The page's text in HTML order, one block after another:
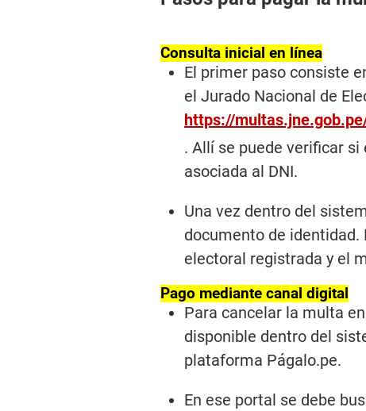
Consulta inicial en línea
El primer paso consiste
el Jurado Nacional de
https://
. Allí se puede verificar
asociada al DNI.
Una vez dentro del
documento de
electoral registrada y el
Pago mediante canal digital
Para cancelar la multa
disponible dentro del
plataforma Págalo.pe.
En ese portal se debe